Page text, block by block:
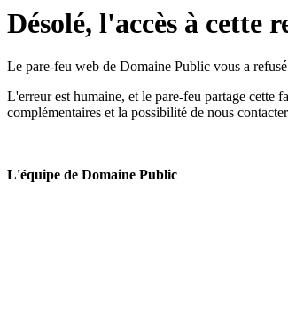
Désolé, l'accès à cette
Le pare-feu web de Domaine Public vous a
L'erreur est humaine, et le pare-feu partage cette
complémentaires et la possibilité de nous
L'équipe de Domaine Public